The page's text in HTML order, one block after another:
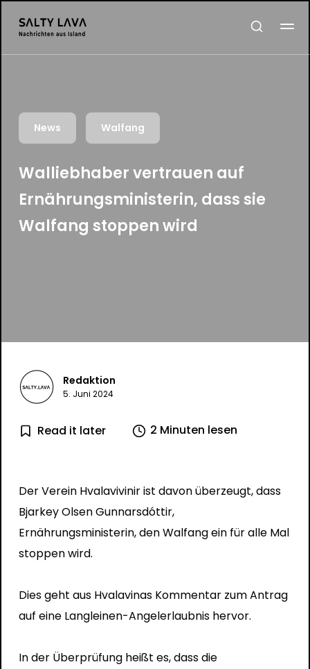
News Walfang
Walliebhaber vertrauen auf
Ernährungsministerin, dass sie
Walfang stoppen wird
Redaktion
5. Juni 2024
Read it later 2 Minuten lesen
Der Verein Hvalavivinir ist davon überzeugt, dass
Bjarkey Olsen Gunnarsdóttir,
Ernährungsministerin, den Walfang ein für alle Mal
stoppen wird.
Dies geht aus Hvalavinas Kommentar zum Antrag
auf eine Langleinen-Angelerlaubnis hervor.
In der Überprüfung heißt es, dass die